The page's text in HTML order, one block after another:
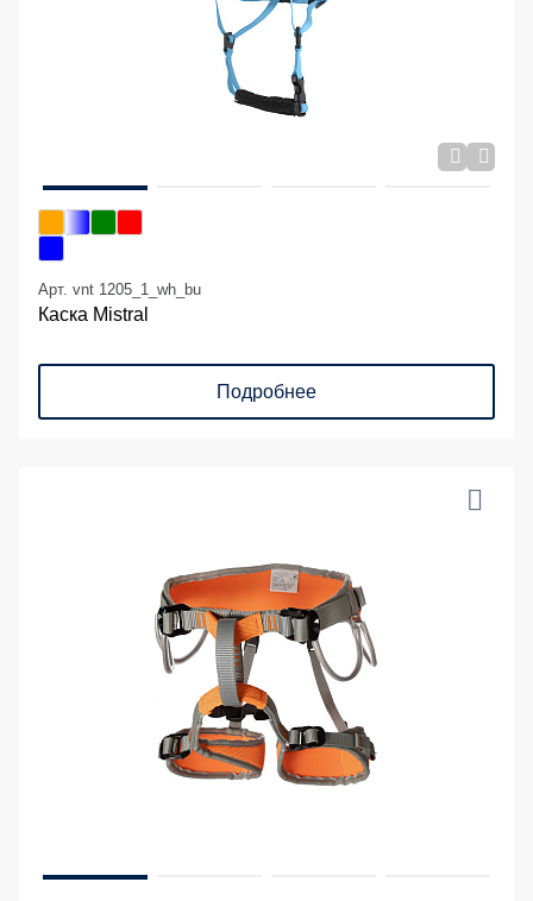
Арт. vnt 1205_1_wh_bu
Каска Mistral
Подробнее